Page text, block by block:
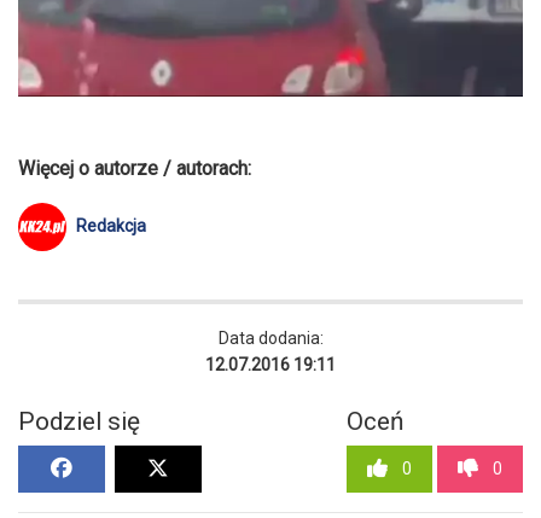
Więcej o autorze / autorach:
Redakcja
Data dodania:
12.07.2016 19:11
Podziel się Oceń
0 0